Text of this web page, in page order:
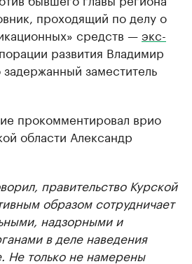
проходящий по делу о
средств —экс-
развития Владимир
заместитель
прокомментировал врио
области Александр
правительство Курской
образом сотрудничает
надзорными и
в деле наведения
Не только не намерены